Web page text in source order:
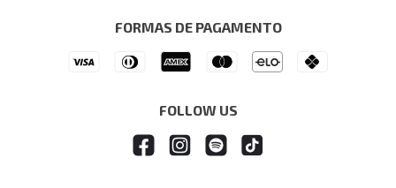
FORMAS DE PAGAMENTO
FOLLOW US